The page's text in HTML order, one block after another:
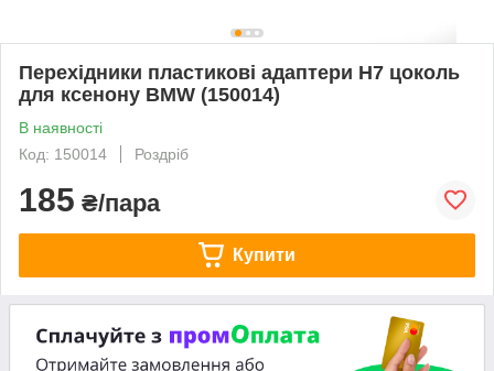
Перехідники пластикові адаптери H7 цоколь
для ксенону BMW (150014)
В наявності
Код: 150014
Роздріб
185 ₴/пара
Купити